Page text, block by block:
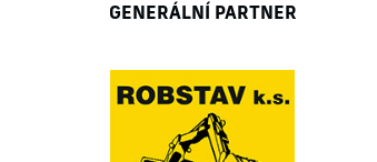
GENERÁLNÍ PARTNER